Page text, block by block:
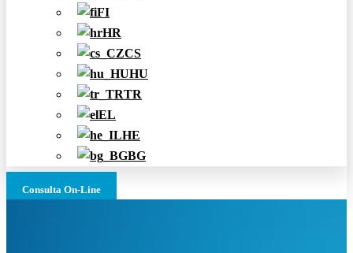
FI
HR
CS
HU
TR
EL
HE
BG
Consulta On-Line